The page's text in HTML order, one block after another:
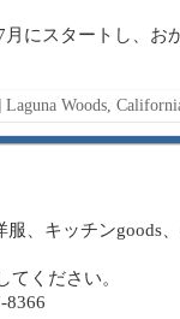
月にスタートし、お
Laguna Woods,
服、キッチンgoods
てください。
8366